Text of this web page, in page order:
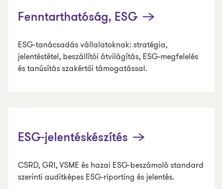
Fenntarthatóság, ESG
ESG-tanácsadás vállalatoknak: stratégia,
jelentéstétel, beszállítói átvilágítás, ESG-megfelelés
és tanúsítás szakértői támogatással.
ESG-jelentéskészítés
CSRD, GRI, VSME és hazai ESG-beszámoló standard
szerinti auditképes ESG-riporting és jelentés.